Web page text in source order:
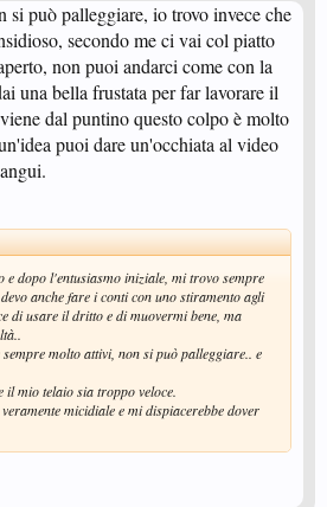
si può palleggiare, io trovo invece che
secondo me ci vai col piatto
non puoi andarci come con la
una bella frustata per far lavorare il
dal puntino questo colpo è molto
puoi dare un'occhiata al video
e dopo l'entusiasmo iniziale, mi trovo sempre
anche fare i conti con uno stiramento agli
di usare il dritto e di muovermi bene, ma
molto attivi, non si può palleggiare.. e
il mio telaio sia troppo veloce.
micidiale e mi dispiacerebbe dover